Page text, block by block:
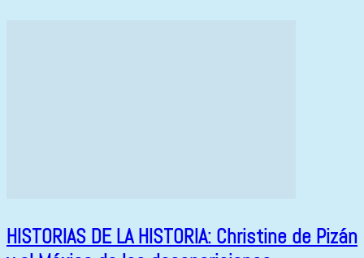
HISTORIAS DE LA HISTORIA: Christine de Pizán